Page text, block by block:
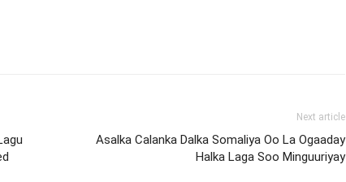
Next article
Asalka Calanka Dalka Somaliya Oo La Ogaaday
Halka Laga Soo Minguuriyay